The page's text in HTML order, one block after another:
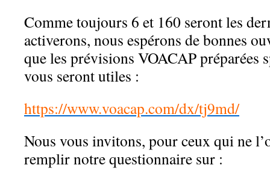
Comme toujours 6 et 160 seront les
activerons, nous espérons de bonnes
que les prévisions VOACAP préparées
vous seront utiles :
https://www.voacap.com/dx/tj9md/
Nous vous invitons, pour ceux qui ne
remplir notre questionnaire sur :